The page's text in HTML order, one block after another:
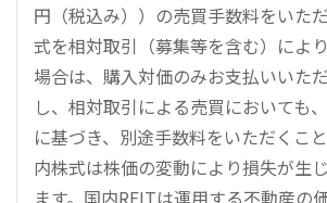
円（税込み））の売買手数料をいた
式を相対取引（募集等を含む）によ
場合は、購入対価のみお支払いいた
し、相対取引による売買においても
に基づき、別途手数料をいただくこ
内株式は株価の変動により損失が生
ます。国内REITは運用する不動産の